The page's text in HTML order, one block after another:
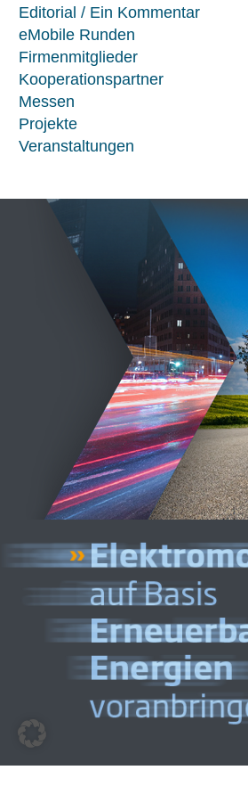
Editorial / Ein Kommentar
eMobile Runden
Firmenmitglieder
Kooperationspartner
Messen
Projekte
Veranstaltungen